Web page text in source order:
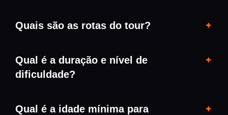
Quais são as rotas do tour?
Qual é a duração e nível de
dificuldade?
Qual é a idade mínima para